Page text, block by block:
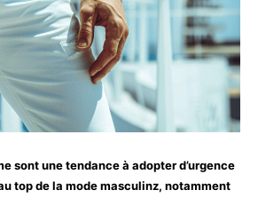
sont une tendance à adopter d’urgence
top de la mode masculinz, notamment